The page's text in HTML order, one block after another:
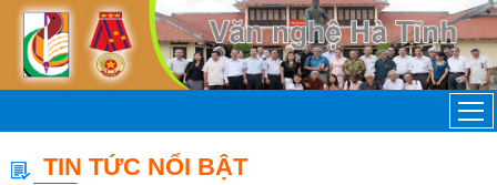
TIN TỨC NỔI BẬT